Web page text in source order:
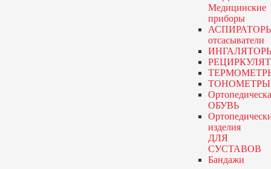
Медицинские
приборы
отсасыватели
ТОНОМЕТРЫ
ОБУВЬ
изделия
ДЛЯ
СУСТАВОВ
Бандажи